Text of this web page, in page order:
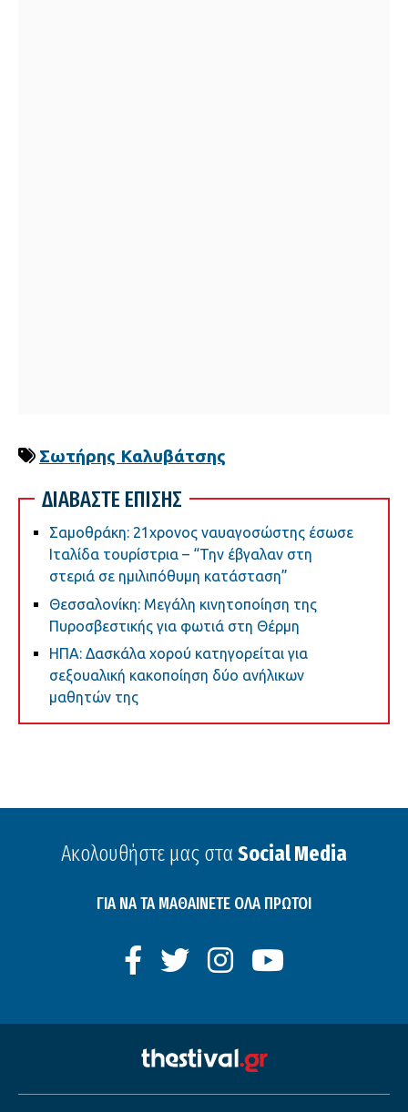
Σωτήρης Καλυβάτσης
ΔΙΑΒΑΣΤΕ ΕΠΙΣΗΣ
Σαμοθράκη: 21χρονος ναυαγοσώστης έσωσε
Ιταλίδα τουρίστρια – “Την έβγαλαν στη
στεριά σε ημιλιπόθυμη κατάσταση”
Θεσσαλονίκη: Μεγάλη κινητοποίηση της
Πυροσβεστικής για φωτιά στη Θέρμη
ΗΠΑ: Δασκάλα χορού κατηγορείται για
σεξουαλική κακοποίηση δύο ανήλικων
μαθητών της
Ακολουθήστε μας στα Social Media
ΓΙΑ ΝΑ ΤΑ ΜΑΘΑΙΝΕΤΕ ΟΛΑ ΠΡΩΤΟΙ